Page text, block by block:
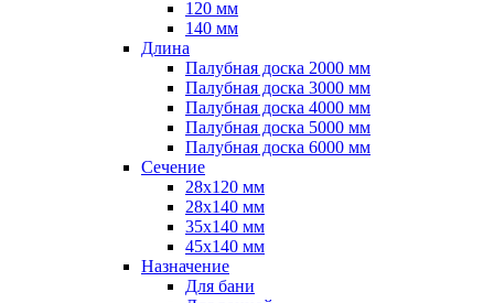
120 мм
140 мм
Длина
Палубная доска 2000 мм
Палубная доска 3000 мм
Палубная доска 4000 мм
Палубная доска 5000 мм
Палубная доска 6000 мм
Сечение
28х120 мм
28х140 мм
35х140 мм
45х140 мм
Назначение
Для бани